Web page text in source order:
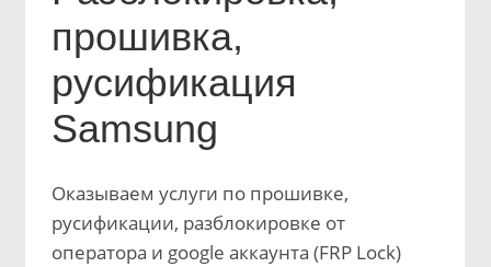
прошивка,
русификация
Samsung
Оказываем услуги по прошивке,
русификации, разблокировке от
оператора и google аккаунта (FRP Lock)